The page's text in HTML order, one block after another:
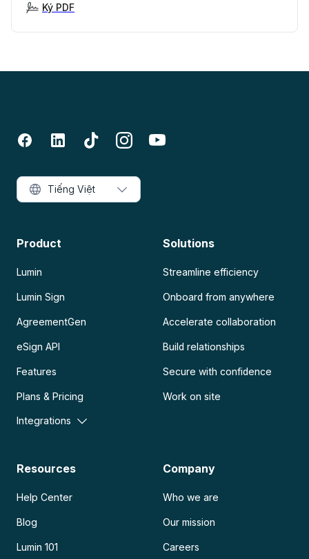
Ký PDF
Product
Lumin
Lumin Sign
AgreementGen
eSign API
Features
Plans & Pricing
Integrations
Solutions
Streamline efficiency
Onboard from anywhere
Accelerate collaboration
Build relationships
Secure with confidence
Work on site
Resources
Help Center
Blog
Lumin 101
Company
Who we are
Our mission
Careers
Tiếng Việt